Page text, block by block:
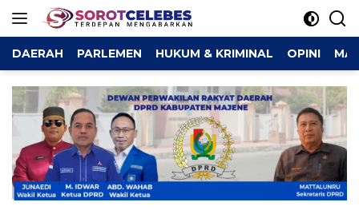
DAERAH PARLEMEN HUKUM & KRIMINAL OPINI